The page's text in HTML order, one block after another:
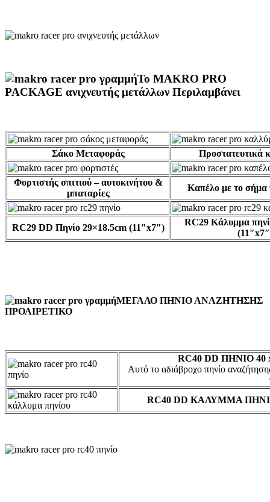
To MAKRO PRO
PACKAGE ανιχνευτής μετάλλων Περιλαμβάνει
Σάκο Μεταφοράς Προστατευτικά
Φορτιστής σπιτιού – αυτοκινήτου &
μπαταρίες
Καπέλο με το
RC29 DD Πηνίο 29×18.5cm (11″x7″)
RC29 Κάλυμμα
ΜΕΓΑΛΟ ΠΗΝΙΟ ΑΝΑΖΗΤΗΣΗΣ
ΠΡΟΑΙΡΕΤΙΚΟ
RC40 DD ΠΗΝΙΟ 40
Αυτό το αδιάβροχο πηνίο
RC40 DD ΚΑΛΥΜΜΑ